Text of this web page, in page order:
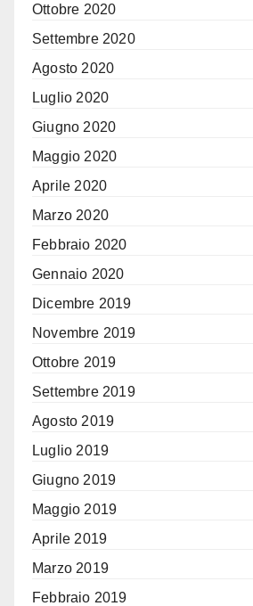
Ottobre 2020
Settembre 2020
Agosto 2020
Luglio 2020
Giugno 2020
Maggio 2020
Aprile 2020
Marzo 2020
Febbraio 2020
Gennaio 2020
Dicembre 2019
Novembre 2019
Ottobre 2019
Settembre 2019
Agosto 2019
Luglio 2019
Giugno 2019
Maggio 2019
Aprile 2019
Marzo 2019
Febbraio 2019